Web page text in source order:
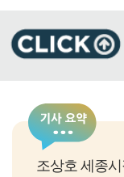
조상호 세종